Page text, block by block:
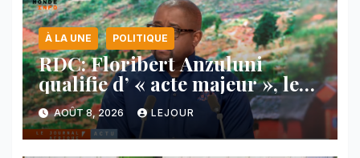
À LA UNE POLITIQUE
RDC: Floribert Anzuluni
qualifie d’ « acte majeur », le
protocole de désarmement des
FDLR
AOÛT 8, 2026 LEJOUR